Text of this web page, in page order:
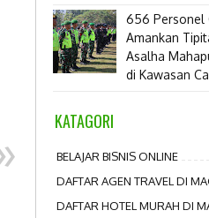
656 Personel
Amankan
Asalha
di Kawasan
KATAGORI
BELAJAR BISNIS ONLINE
DAFTAR AGEN TRAVEL DI
DAFTAR HOTEL MURAH DI